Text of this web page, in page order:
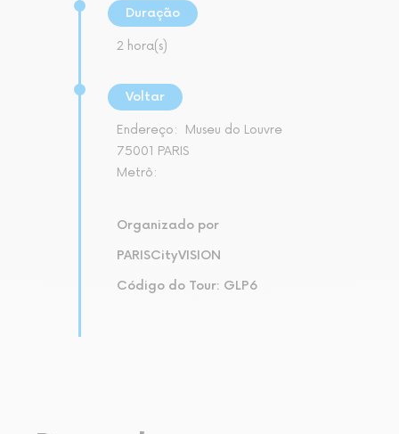
Duração
2 hora(s)
Voltar
Endereço:
Museu do Louvre
75001 PARIS
Metrô:
Organizado por
PARISCityVISION
Código do Tour: GLP6